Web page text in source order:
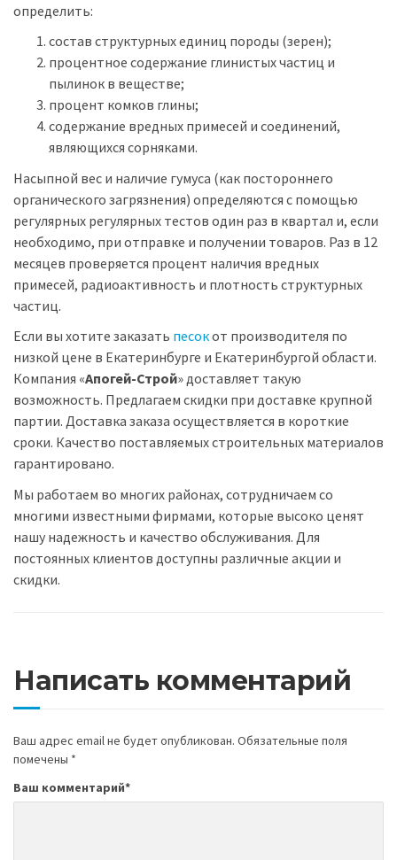
определить:
состав структурных единиц породы (зерен);
процентное содержание глинистых частиц и
пылинок в веществе;
процент комков глины;
содержание вредных примесей и соединений,
являющихся сорняками.
Насыпной вес и наличие гумуса (как постороннего
органического загрязнения) определяются с помощью
регулярных регулярных тестов один раз в квартал и, если
необходимо, при отправке и получении товаров. Раз в 12
месяцев проверяется процент наличия вредных
примесей, радиоактивность и плотность структурных
частиц.
Если вы хотите заказать песокот производителя по
низкой цене в Екатеринбурге и Екатеринбургой области.
Компания «Апогей-Строй» доставляет такую
возможность. Предлагаем скидки при доставке крупной
партии. Доставка заказа осуществляется в короткие
сроки. Качество поставляемых строительных материалов
гарантировано.
Мы работаем во многих районах, сотрудничаем со
многими известными фирмами, которые высоко ценят
нашу надежность и качество обслуживания. Для
постоянных клиентов доступны различные акции и
скидки.
Написать комментарий
Ваш адрес email не будет опубликован. Обязательные поля
помечены *
Ваш комментарий*